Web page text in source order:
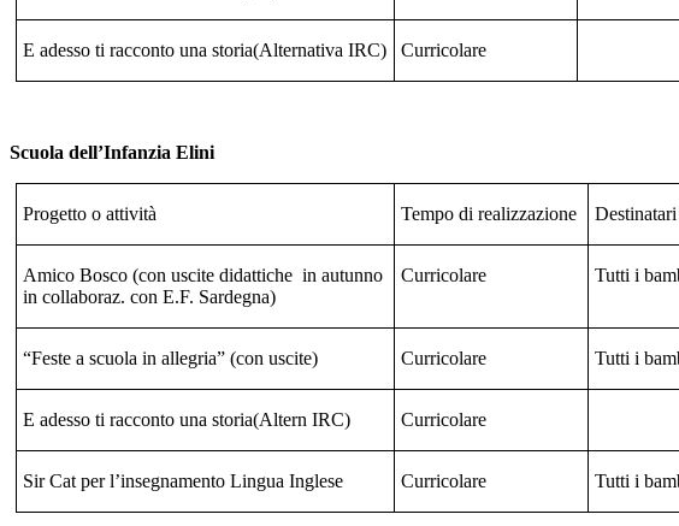
E adesso ti racconto una storia(Alternativa IRC) Curricolare
Scuola dell’Infanzia Elini
Progetto o attività Tempo di realizzazione Destinatari
Amico Bosco (con uscite didattiche in autunno
in collaboraz. con E.F. Sardegna)
Curricolare Tutti i
“Feste a scuola in allegria” (con uscite) Curricolare Tutti i
E adesso ti racconto una storia(Altern IRC) Curricolare
Sir Cat per l’insegnamento Lingua Inglese Curricolare Tutti i